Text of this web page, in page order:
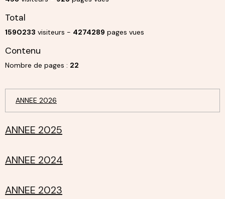
Total
1590233 visiteurs - 4274289 pages vues
Contenu
Nombre de pages : 22
ANNEE 2026
ANNEE 2025
ANNEE 2024
ANNEE 2023